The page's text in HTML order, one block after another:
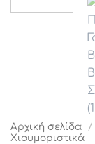
Αρχική σελίδα /
Χιουμοριστικά